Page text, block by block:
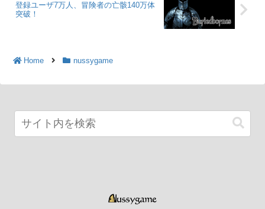
登録ユーザ7万人、冒険者の亡骸140万体
突破！
Home nussygame